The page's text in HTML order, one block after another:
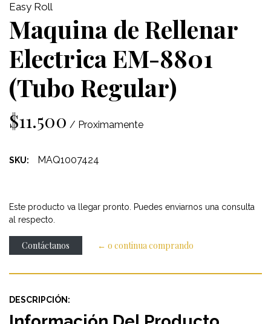
Easy Roll
Maquina de Rellenar
Electrica EM-8801
(Tubo Regular)
$11.500 / Proximamente
SKU: MAQ1007424
Este producto va llegar pronto. Puedes enviarnos una consulta
al respecto.
Contáctanos ← o continua comprando
DESCRIPCIÓN: